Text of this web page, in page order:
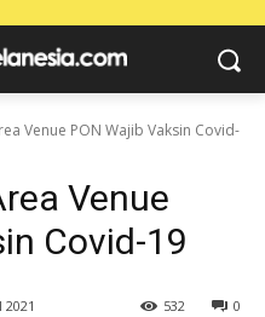
Venue PON Wajib Vaksin Covid-
Venue
Covid-19
0
532